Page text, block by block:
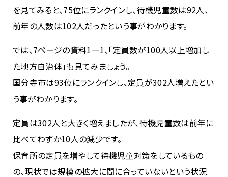
を見てみると、75位にランクインし、待機児童数は92人、
前年の人数は102人だったという事がわかります。
では、7ページの資料1―1、「定員数が100人以上増加し
た地方自治体」も見てみましょう。
国分寺市は93位にランクインし、定員が302人増えたとい
う事がわかります。
定員は302人と大きく増えましたが、待機児童数は前年に
比べてわずか10人の減少です。
保育所の定員を増やして待機児童対策をしているもの
の、現状では規模の拡大に間に合っていないという状況